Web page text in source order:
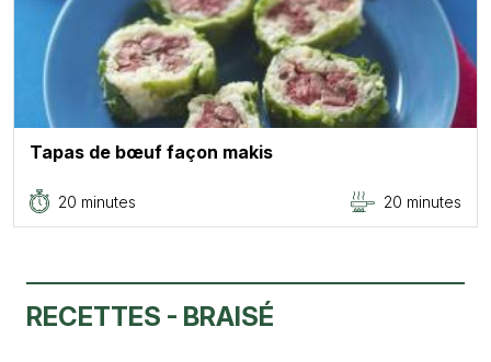
Tapas de bœuf façon makis
20 minutes 20 minutes
RECETTES - BRAISÉ